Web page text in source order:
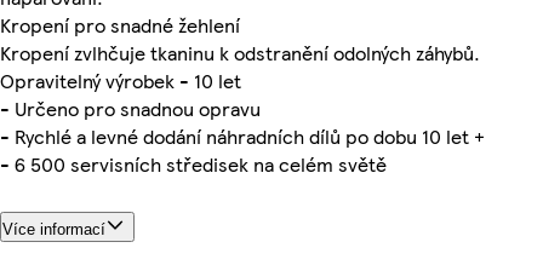
Kropení pro snadné žehlení
Kropení zvlhčuje tkaninu k odstranění odolných záhybů.
Opravitelný výrobek - 10 let
- Určeno pro snadnou opravu
- Rychlé a levné dodání náhradních dílů po dobu 10 let +
- 6 500 servisních středisek na celém světě
Více informací